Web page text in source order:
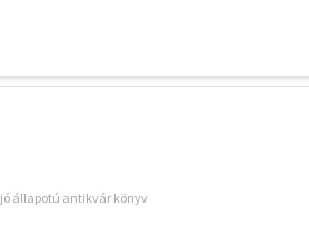
jó állapotú antikvár könyv